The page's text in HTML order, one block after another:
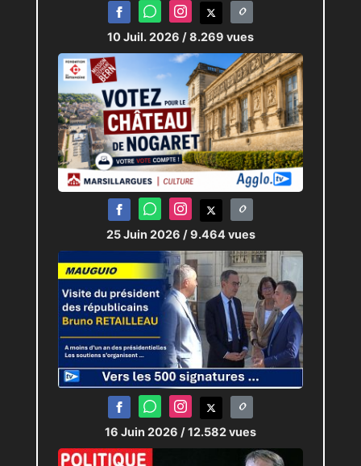
10 Juil. 2026 / 8.269 vues
25 Juin 2026 / 9.464 vues
16 Juin 2026 / 12.582 vues